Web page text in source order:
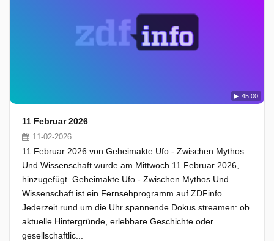
45:00
11 Februar 2026
11-02-2026
11 Februar 2026 von Geheimakte Ufo - Zwischen Mythos
Und Wissenschaft wurde am Mittwoch 11 Februar 2026,
hinzugefügt. Geheimakte Ufo - Zwischen Mythos Und
Wissenschaft ist ein Fernsehprogramm auf ZDFinfo.
Jederzeit rund um die Uhr spannende Dokus streamen: ob
aktuelle Hintergründe, erlebbare Geschichte oder
gesellschaftlic...